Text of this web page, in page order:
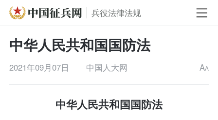
兵役法律法规
中华人民共和国国防法
2021年09月07日 中国人大网 AA
中华人民共和国国防法